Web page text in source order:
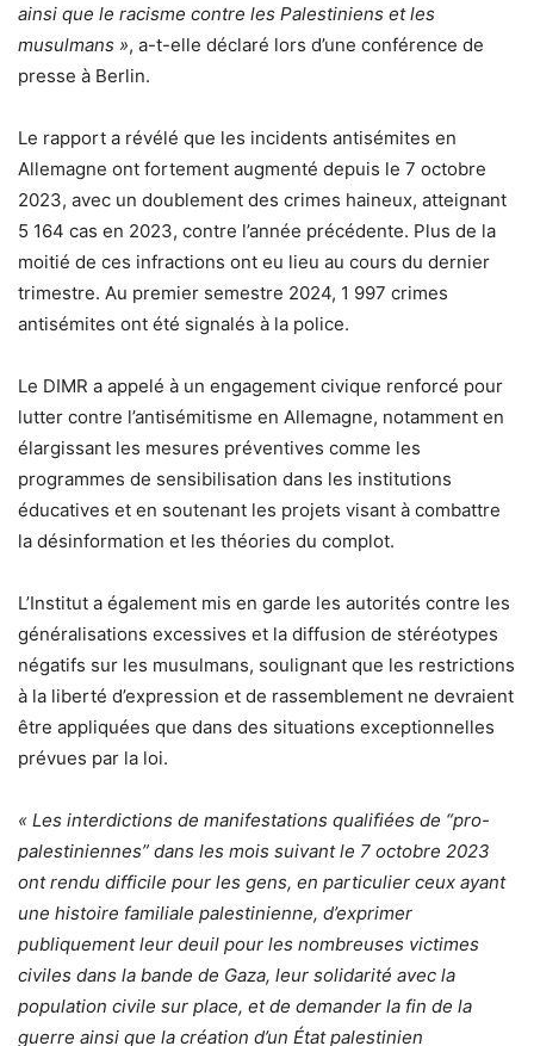
ainsi que le racisme contre les Palestiniens et les
musulmans », a-t-elle déclaré lors d’une conférence de
presse à Berlin.
Le rapport a révélé que les incidents antisémites en
Allemagne ont fortement augmenté depuis le 7 octobre
2023, avec un doublement des crimes haineux, atteignant
5 164 cas en 2023, contre l’année précédente. Plus de la
moitié de ces infractions ont eu lieu au cours du dernier
trimestre. Au premier semestre 2024, 1 997 crimes
antisémites ont été signalés à la police.
Le DIMR a appelé à un engagement civique renforcé pour
lutter contre l’antisémitisme en Allemagne, notamment en
élargissant les mesures préventives comme les
programmes de sensibilisation dans les institutions
éducatives et en soutenant les projets visant à combattre
la désinformation et les théories du complot.
L’Institut a également mis en garde les autorités contre les
généralisations excessives et la diffusion de stéréotypes
négatifs sur les musulmans, soulignant que les restrictions
à la liberté d’expression et de rassemblement ne devraient
être appliquées que dans des situations exceptionnelles
prévues par la loi.
« Les interdictions de manifestations qualifiées de “pro-
palestiniennes” dans les mois suivant le 7 octobre 2023
ont rendu difficile pour les gens, en particulier ceux ayant
une histoire familiale palestinienne, d’exprimer
publiquement leur deuil pour les nombreuses victimes
civiles dans la bande de Gaza, leur solidarité avec la
population civile sur place, et de demander la fin de la
guerre ainsi que la création d’un État palestinien